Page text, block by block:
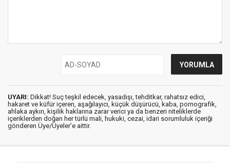
UYARI: Dikkat! Suç teşkil edecek, yasadışı, tehditkar, rahatsız edici,
hakaret ve küfür içeren, aşağılayıcı, küçük düşürücü, kaba, pornografik,
ahlaka aykırı, kişilik haklarına zarar verici ya da benzeri niteliklerde
içeriklerden doğan her türlü mali, hukuki, cezai, idari sorumluluk içeriği
gönderen Üye/Üyeler’e aittir.